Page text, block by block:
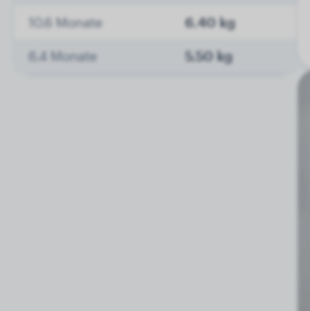
10.6 Monate 6.40 kg
6.4 Monate 5.50 kg